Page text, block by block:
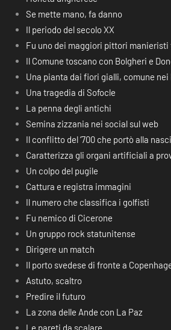
Se mette mano, fa danno
Il periodo del secolo XX
Fu uno dei maggiori pittori manieristi
Il Comune toscano con Bolgheri e
Una pianta dai fiori gialli, comune nei
Una tragedia di Sofocle
La penna degli antichi
Semina zizzania nei social sul web
Il conflitto del ‘700 che portò alla
Caratterizza gli organi artificiali a
Un colpo del pugile
Cattura e registra immagini
Il numero che classifica i golfisti
Fu nemico di Cicerone
Un gruppo rock statunitense
Dirigere un match
Il porto svedese di fronte a
Astuto, scaltro
Predire il futuro
La zona delle Ande con La Paz
Le pareti da scalare